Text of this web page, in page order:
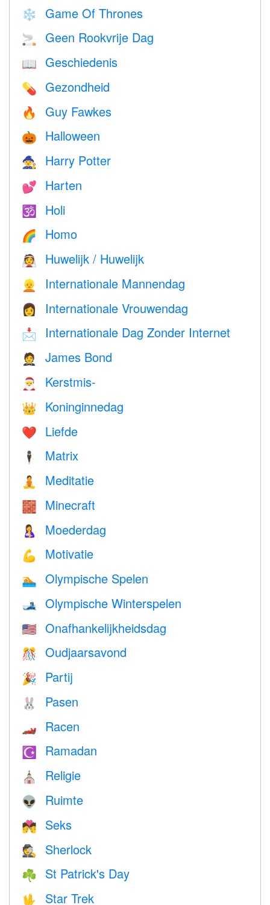
❄️ Game Of Thrones
🚬 Geen Rookvrije Dag
📖 Geschiedenis
💊 Gezondheid
🔥 Guy Fawkes
🎃 Halloween
🧙 Harry Potter
💕 Harten
🕉 Holi
🌈 Homo
👰 Huwelijk / Huwelijk
👱 Internationale Mannendag
👩 Internationale Vrouwendag
📩 Internationale Dag Zonder Internet
🤵 James Bond
🎅 Kerstmis-
👑 Koninginnedag
❤️️ Liefde
🕴️ Matrix
🧘 Meditatie
🧱 Minecraft
🤱 Moederdag
💪 Motivatie
🏊 Olympische Spelen
🎿 Olympische Winterspelen
🇺🇸 Onafhankelijkheidsdag
🎊 Oudjaarsavond
🎉 Partij
🐰 Pasen
🏎 Racen
☪️ Ramadan
⛪️ Religie
👽 Ruimte
💏 Seks
🕵️ Sherlock
☘️ St Patrick's Day
🖖 Star Trek